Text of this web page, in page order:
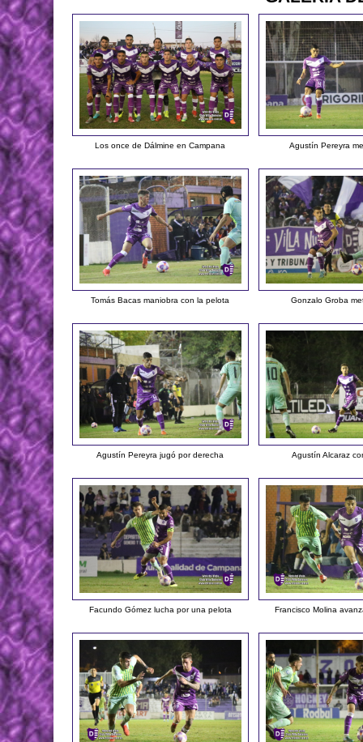
Los once de Dálmine en Campana Agustín Pereyra
Tomás Bacas maniobra con la pelota Gonzalo Groba
Agustín Pereyra jugó por derecha Agustín Alcaraz
Facundo Gómez lucha por una pelota Francisco Molina